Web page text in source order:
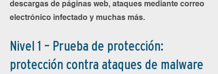
descargas de páginas web, ataques mediante correo
electrónico infectado y muchas más.
Nivel 1 – Prueba de protección:
protección contra ataques de malware